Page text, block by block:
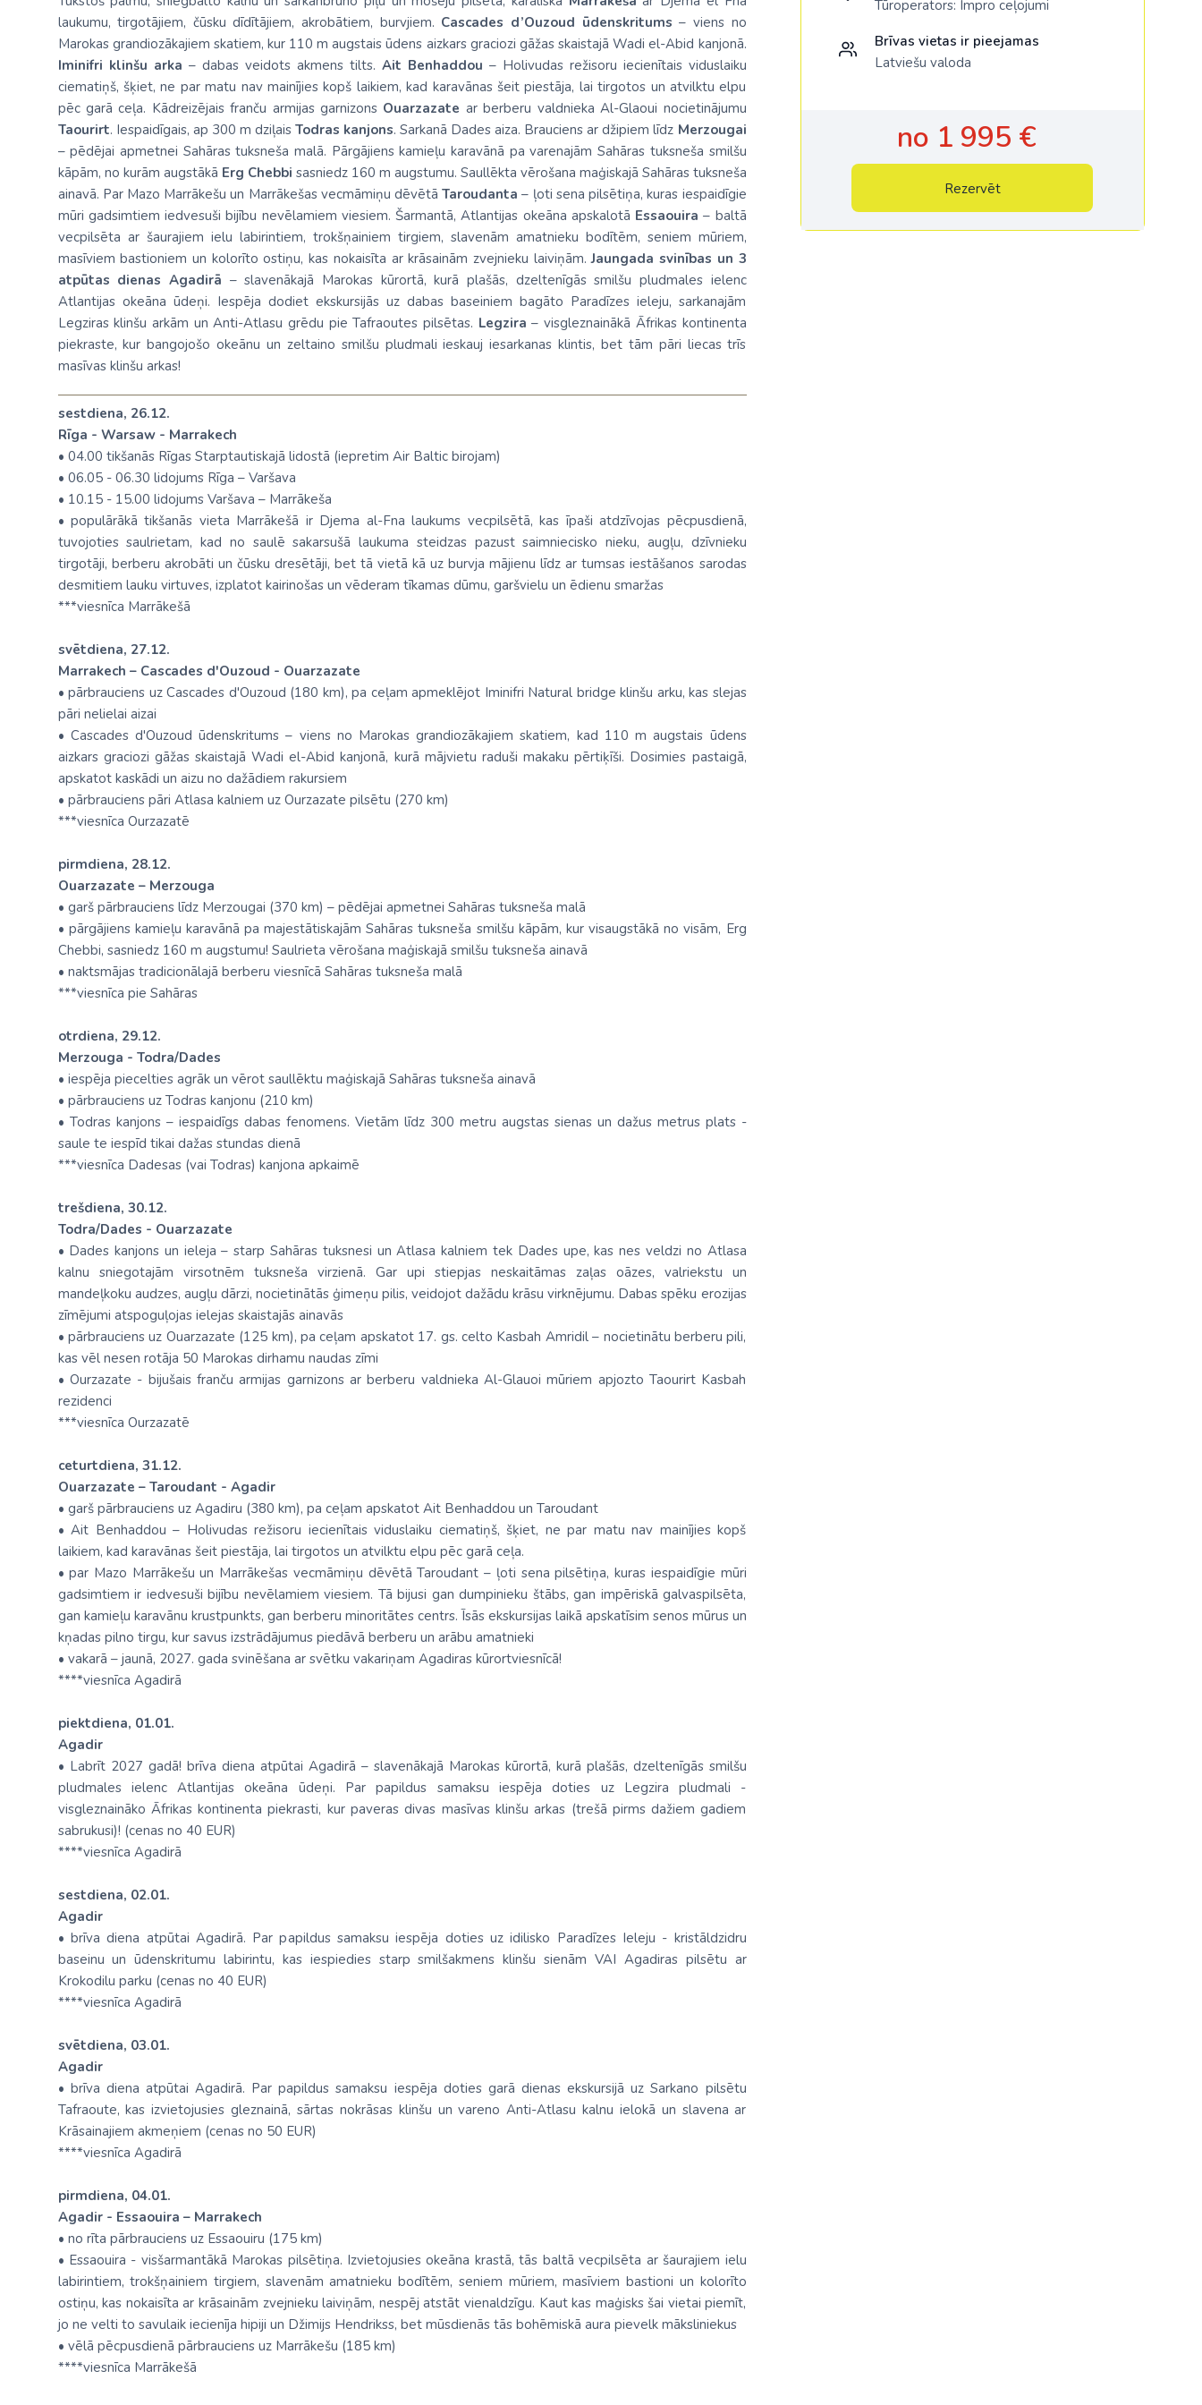
Nepāla
Omāna
Saūda Arābija
Singapūra
Šrilanka
Tadžikistāna
Taizeme
Uzbekistāna
Vjetnama
laukumu, tirgotājiem, čūsku dīdītājiem, akrobātiem, burvjiem. Cascades d’Ouzoud ūdenskritums– viens no
Marokas grandiozākajiem skatiem, kur 110 m augstais ūdens aizkars graciozi gāžas skaistajāWadi el-Abid kanjonā.
Iminifri klinšu arka – dabas veidots akmens tilts. Ait Benhaddou – Holivudas režisoru iecienītais viduslaiku
ciematiņš, šķiet, ne par matu nav mainījies kopš laikiem, kad karavānas šeit piestāja, lai tirgotos un atvilktu elpu
pēc garā ceļa. Kādreizējais franču armijas garnizons Ouarzazate ar berberu valdniekaAl-Glaoui nocietinājumu
Taourirt. Iespaidīgais, ap 300 m dziļais Todras kanjons. Sarkanā Dades aiza. Brauciens ar džipiem līdz Merzougai
– pēdējai apmetnei Sahāras tuksneša malā. Pārgājiens kamieļu karavānā pa varenajām Sahāras tuksneša smilšu
kāpām, no kurām augstākā Erg Chebbi sasniedz 160 m augstumu. Saullēkta vērošana maģiskajā Sahāras tuksneša
ainavā. Par Mazo Marrākešu un Marrākešas vecmāmiņu dēvētāTaroudanta – ļoti sena pilsētiņa, kuras iespaidīgie
mūri gadsimtiem iedvesuši bijību nevēlamiem viesiem. Šarmantā, Atlantijas okeāna apskalotā Essaouira– baltā
vecpilsēta ar šaurajiem ielu labirintiem, trokšņainiem tirgiem, slavenām amatnieku bodītēm, seniem mūriem,
masīviem bastioniem un kolorīto ostiņu, kas nokaisīta ar krāsainām zvejnieku laiviņām.Jaungada svinības un 3
atpūtas dienas Agadirā – slavenākajā Marokas kūrortā, kurā plašās, dzeltenīgās smilšu pludmales ielenc
Atlantijas okeāna ūdeņi. Iespēja dodiet ekskursijās uz dabas baseiniem bagāto Paradīzes ieleju, sarkanajām
Legziras klinšu arkām un Anti-Atlasu grēdu pie Tafraoutes pilsētas. Legzira – visgleznainākā Āfrikas kontinenta
piekraste, kur bangojošo okeānu un zeltaino smilšu pludmali ieskauj iesarkanas klintis, bet tām pāri liecas trīs
masīvas klinšu arkas!
sestdiena, 26.12.
Rīga - Warsaw - Marrakech
• 04.00 tikšanās Rīgas Starptautiskajā lidostā (iepretim Air Baltic birojam)
• 06.05 - 06.30 lidojums Rīga – Varšava
• 10.15 - 15.00 lidojums Varšava – Marrākeša
• populārākā tikšanās vieta Marrākešā ir Djema al-Fna laukums vecpilsētā, kas īpaši atdzīvojas pēcpusdienā,
tuvojoties saulrietam, kad no saulē sakarsušā laukuma steidzas pazust saimniecisko nieku, augļu, dzīvnieku
tirgotāji, berberu akrobāti un čūsku dresētāji, bet tā vietā kā uz burvja mājienu līdz ar tumsas iestāšanos sarodas
desmitiem lauku virtuves, izplatot kairinošas un vēderam tīkamas dūmu, garšvielu un ēdienu smaržas
***viesnīca Marrākešā
svētdiena, 27.12.
Marrakech – Cascades d'Ouzoud - Ouarzazate
• pārbrauciens uz Cascades d'Ouzoud (180 km), pa ceļam apmeklējot Iminifri Natural bridge klinšu arku, kas slejas
pāri nelielai aizai
• Cascades d'Ouzoud ūdenskritums – viens no Marokas grandiozākajiem skatiem, kad 110 m augstais ūdens
aizkars graciozi gāžas skaistajā Wadi el-Abid kanjonā, kurā mājvietu raduši makaku pērtiķīši. Dosimies pastaigā,
apskatot kaskādi un aizu no dažādiem rakursiem
• pārbrauciens pāri Atlasa kalniem uz Ourzazate pilsētu (270 km)
***viesnīca Ourzazatē
pirmdiena, 28.12.
Ouarzazate – Merzouga
• garš pārbrauciens līdz Merzougai (370 km) – pēdējai apmetnei Sahāras tuksneša malā
• pārgājiens kamieļu karavānā pa majestātiskajām Sahāras tuksneša smilšu kāpām, kur visaugstākā no visām, Erg
Chebbi, sasniedz 160 m augstumu! Saulrieta vērošana maģiskajā smilšu tuksneša ainavā
• naktsmājas tradicionālajā berberu viesnīcā Sahāras tuksneša malā
***viesnīca pie Sahāras
otrdiena, 29.12.
Merzouga - Todra/Dades
• iespēja piecelties agrāk un vērot saullēktu maģiskajā Sahāras tuksneša ainavā
• pārbrauciens uz Todras kanjonu (210 km)
• Todras kanjons – iespaidīgs dabas fenomens. Vietām līdz 300 metru augstas sienas un dažus metrus plats -
saule te iespīd tikai dažas stundas dienā
***viesnīca Dadesas (vai Todras) kanjona apkaimē
trešdiena, 30.12.
Todra/Dades - Ouarzazate
• Dades kanjons un ieleja – starp Sahāras tuksnesi un Atlasa kalniem tek Dades upe, kas nes veldzi no Atlasa
kalnu sniegotajām virsotnēm tuksneša virzienā. Gar upi stiepjas neskaitāmas zaļas oāzes, valriekstu un
mandeļkoku audzes, augļu dārzi, nocietinātās ģimeņu pilis, veidojot dažādu krāsu virknējumu. Dabas spēku erozijas
zīmējumi atspoguļojas ielejas skaistajās ainavās
• pārbrauciens uz Ouarzazate (125 km), pa ceļam apskatot 17. gs. celto Kasbah Amridil – nocietinātu berberu pili,
kas vēl nesen rotāja 50 Marokas dirhamu naudas zīmi
• Ourzazate - bijušais franču armijas garnizons ar berberu valdnieka Al-Glauoi mūriem apjozto Taourirt Kasbah
rezidenci
***viesnīca Ourzazatē
ceturtdiena, 31.12.
Ouarzazate – Taroudant - Agadir
• garš pārbrauciens uz Agadiru (380 km), pa ceļam apskatot Ait Benhaddou un Taroudant
• Ait Benhaddou – Holivudas režisoru iecienītais viduslaiku ciematiņš, šķiet, ne par matu nav mainījies kopš
laikiem, kad karavānas šeit piestāja, lai tirgotos un atvilktu elpu pēc garā ceļa.
• par Mazo Marrākešu un Marrākešas vecmāmiņu dēvētā Taroudant – ļoti sena pilsētiņa, kuras iespaidīgie mūri
gadsimtiem ir iedvesuši bijību nevēlamiem viesiem. Tā bijusi gan dumpinieku štābs, gan impēriskā galvaspilsēta,
gan kamieļu karavānu krustpunkts, gan berberu minoritātes centrs. Īsās ekskursijas laikā apskatīsim senos mūrus un
kņadas pilno tirgu, kur savus izstrādājumus piedāvā berberu un arābu amatnieki
• vakarā – jaunā, 2027. gada svinēšana ar svētku vakariņam Agadiras kūrortviesnīcā!
****viesnīca Agadirā
piektdiena, 01.01.
Agadir
• Labrīt 2027 gadā! brīva diena atpūtai Agadirā – slavenākajā Marokas kūrortā, kurā plašās, dzeltenīgās smilšu
pludmales ielenc Atlantijas okeāna ūdeņi. Par papildus samaksu iespēja doties uz Legzira pludmali -
visgleznaināko Āfrikas kontinenta piekrasti, kur paveras divas masīvas klinšu arkas (trešā pirms dažiem gadiem
sabrukusi)! (cenas no 40 EUR)
****viesnīca Agadirā
sestdiena, 02.01.
Agadir
• brīva diena atpūtai Agadirā. Par papildus samaksu iespēja doties uz idilisko Paradīzes Ieleju - kristāldzidru
baseinu un ūdenskritumu labirintu, kas iespiedies starp smilšakmens klinšu sienām VAI Agadiras pilsētu ar
Krokodilu parku (cenas no 40 EUR)
****viesnīca Agadirā
svētdiena, 03.01.
Agadir
• brīva diena atpūtai Agadirā. Par papildus samaksu iespēja doties garā dienas ekskursijā uz Sarkano pilsētu
Tafraoute, kas izvietojusies gleznainā, sārtas nokrāsas klinšu un vareno Anti-Atlasu kalnu ielokā un slavena ar
Krāsainajiem akmeņiem (cenas no 50 EUR)
****viesnīca Agadirā
pirmdiena, 04.01.
Agadir - Essaouira – Marrakech
• no rīta pārbrauciens uz Essaouiru (175 km)
• Essaouira - visšarmantākā Marokas pilsētiņa. Izvietojusies okeāna krastā, tās baltā vecpilsēta ar šaurajiem ielu
labirintiem, trokšņainiem tirgiem, slavenām amatnieku bodītēm, seniem mūriem, masīviem bastioni un kolorīto
ostiņu, kas nokaisīta ar krāsainām zvejnieku laiviņām, nespēj atstāt vienaldzīgu. Kaut kas maģisks šai vietai piemīt,
jo ne velti to savulaik iecienīja hipiji un Džimijs Hendrikss, bet mūsdienās tās bohēmiskā aura pievelk māksliniekus
• vēlā pēcpusdienā pārbrauciens uz Marrākešu (185 km)
****viesnīca Marrākešā
Tūroperators: Impro ceļojumi
Brīvas vietas ir pieejamas
Latviešu valoda
no 1 995 €
Rezervēt